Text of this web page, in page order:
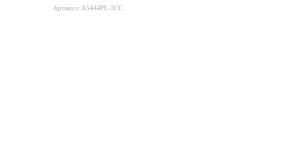
Артикул: A5444PL-3CC